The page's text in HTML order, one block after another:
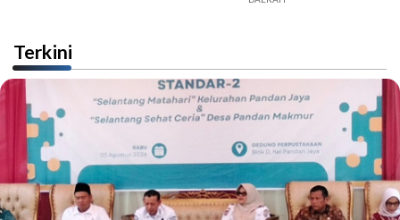
Terkini